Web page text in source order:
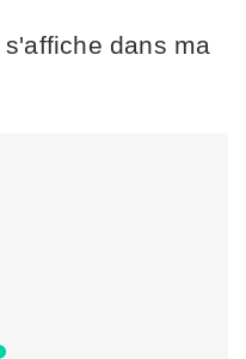
dans ma